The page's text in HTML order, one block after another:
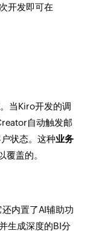
开发即可在
当Kiro开发的调
自动触发邮
状态。这种业务
覆盖的。
内置了AI辅助功
生成深度的BI分